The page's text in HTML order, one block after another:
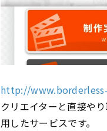
http://
クリエイターと直接や
用したサービスです。